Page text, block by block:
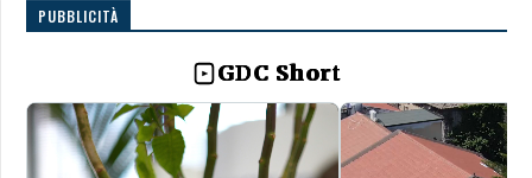
PUBBLICITÀ
GDC Short